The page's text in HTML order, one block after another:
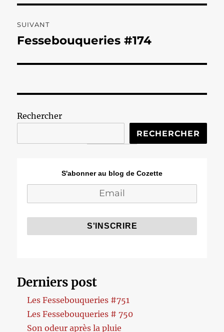
SUIVANT
Publication
Fessebouqueries #174
Rechercher
RECHERCHER
S'abonner au blog de Cozette
Derniers post
Les Fessebouqueries #751
Les Fessebouqueries # 750
Son odeur après la pluie